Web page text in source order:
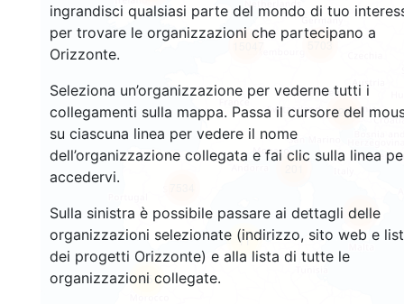
ingrandisci qualsiasi parte del mondo di tuo
per trovare le organizzazioni che partecipano a
Orizzonte.
Seleziona un’organizzazione per vederne tutti i
collegamenti sulla mappa. Passa il cursore del
su ciascuna linea per vedere il nome
dell’organizzazione collegata e fai clic sulla linea
accedervi.
Sulla sinistra è possibile passare ai dettagli delle
organizzazioni selezionate (indirizzo, sito web e
dei progetti Orizzonte) e alla lista di tutte le
organizzazioni collegate.
11
65
786
5703
9290